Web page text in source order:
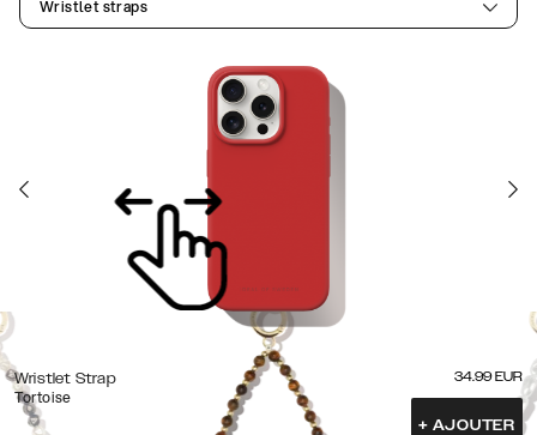
Wristlet straps
Wristlet Strap
Tortoise
34.99 EUR
+ AJOUTER